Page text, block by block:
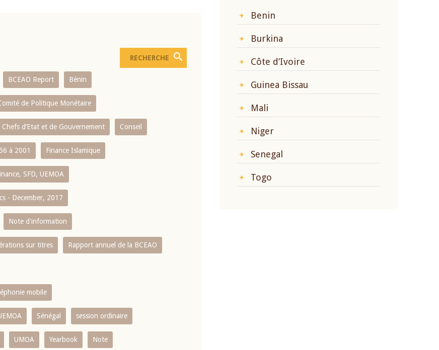
BCEAO Report Bénin
de Politique Monétaire
d’Etat et de Gouvernement Conseil
à 2001 Finance Islamique
SFD, UEMOA
- December, 2017
Note d'information
sur titres Rapport annuel de la BCEAO
mobile
Sénégal session ordinaire
UMOA Yearbook Note
Benin
Burkina
Côte d’Ivoire
Guinea Bissau
Mali
Niger
Senegal
Togo